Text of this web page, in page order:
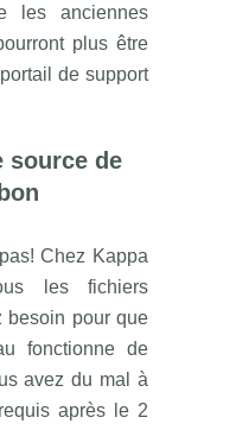
les anciennes
plus être
de support
source de
Chez Kappa
les fichiers
besoin pour que
fonctionne de
avez du mal à
après le 2